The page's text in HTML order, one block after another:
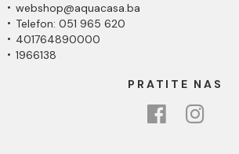
webshop@aquacasa.ba
Telefon: 051 965 620
401764890000
1966138
PRATITE NAS